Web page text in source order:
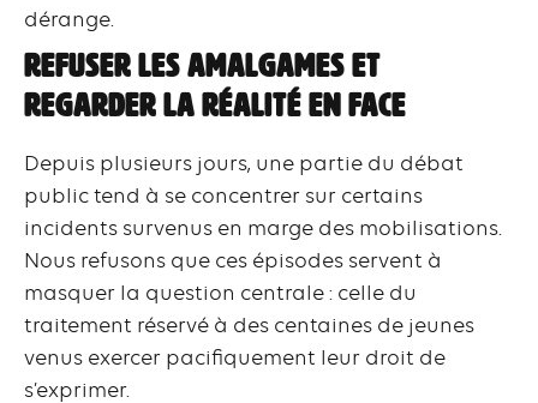
dérange.
Refuser les amalgames et
regarder la réalité en face
Depuis plusieurs jours, une partie du débat
public tend à se concentrer sur certains
incidents survenus en marge des mobilisations.
Nous refusons que ces épisodes servent à
masquer la question centrale : celle du
traitement réservé à des centaines de jeunes
venus exercer pacifiquement leur droit de
s’exprimer.